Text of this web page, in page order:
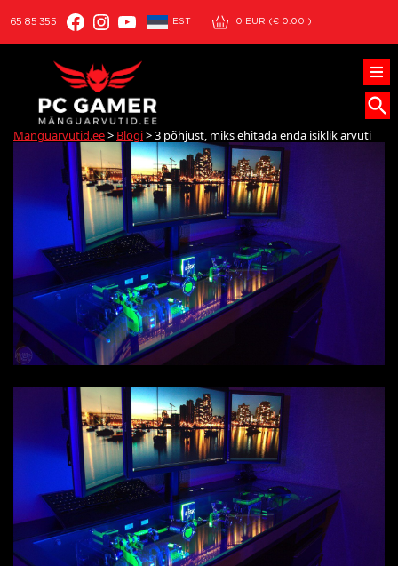
65 85 355 Facebook
Instagram
YouTube
EST 0 EUR (€ 0.00 )
Mänguarvutid.ee> Blogi>3 põhjust, miks ehitada enda isiklik arvuti